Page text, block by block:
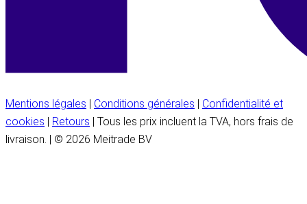
Mentions légales | Conditions générales | Confidentialité et
cookies | Retours | Tous les prix incluent la TVA, hors frais de
livraison. | © 2026 Meitrade BV